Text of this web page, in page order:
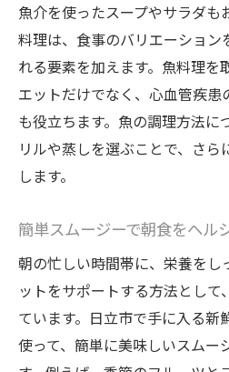
日立市の食文化を活
地域密着型の食事プ
健康的な体型維持の
地元食材で飽きない
魚介を使ったスープやサラダも
料理は、食事のバリエーション
れる要素を加えます。魚料理を
エットだけでなく、心血管疾
も役立ちます。魚の調理方法に
リルや蒸しを選ぶことで、さ
します。
簡単スムージーで朝食をヘル
朝の忙しい時間帯に、栄養をし
ットをサポートする方法とし
ています。日立市で手に入る新
使って、簡単に美味しいスムー